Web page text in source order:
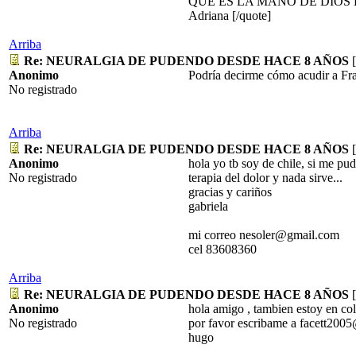
Adriana [/quote]
Arriba
Re: NEURALGIA DE PUDENDO DESDE HACE 8 AÑOS [
Anonimo
No registrado
Podría decirme cómo acudir a
Arriba
Re: NEURALGIA DE PUDENDO DESDE HACE 8 AÑOS [
Anonimo
No registrado
hola yo tb soy de chile, si me
terapia del dolor y nada sirve...
gracias y cariños
gabriela
mi correo nesoler@gmail.com
cel 83608360
Arriba
Re: NEURALGIA DE PUDENDO DESDE HACE 8 AÑOS [
Anonimo
No registrado
hola amigo , tambien estoy en
por favor escribame a
hugo